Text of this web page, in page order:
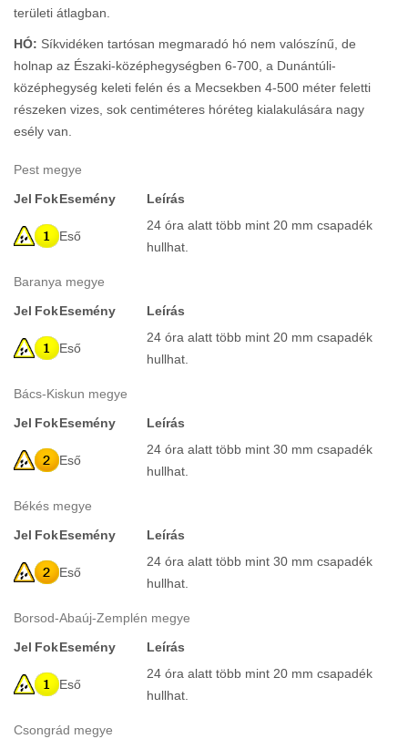
területi átlagban.
HÓ: Síkvidéken tartósan megmaradó hó nem valószínű, de
holnap az Északi-középhegységben 6-700, a Dunántúli-
középhegység keleti felén és a Mecsekben 4-500 méter feletti
részeken vizes, sok centiméteres hóréteg kialakulására nagy
esély van.
Pest megye
Jel FokEsemény Leírás
Eső
24 óra alatt több mint 20 mm csapadék
hullhat.
Baranya megye
Jel FokEsemény Leírás
Eső
24 óra alatt több mint 20 mm csapadék
hullhat.
Bács-Kiskun megye
Jel FokEsemény Leírás
Eső
24 óra alatt több mint 30 mm csapadék
hullhat.
Békés megye
Jel FokEsemény Leírás
Eső
24 óra alatt több mint 30 mm csapadék
hullhat.
Borsod-Abaúj-Zemplén megye
Jel FokEsemény Leírás
Eső
24 óra alatt több mint 20 mm csapadék
hullhat.
Csongrád megye